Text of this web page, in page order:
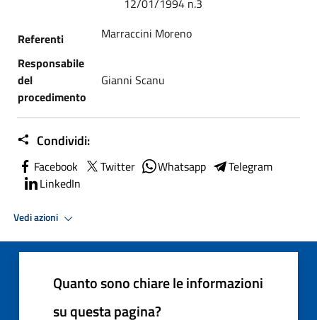
Referenti
Marraccini Moreno
Responsabile
del
procedimento
Gianni Scanu
Condividi:
Facebook Twitter Whatsapp
Telegram
LinkedIn
Vedi azioni
Quanto sono chiare le informazioni
su questa pagina?